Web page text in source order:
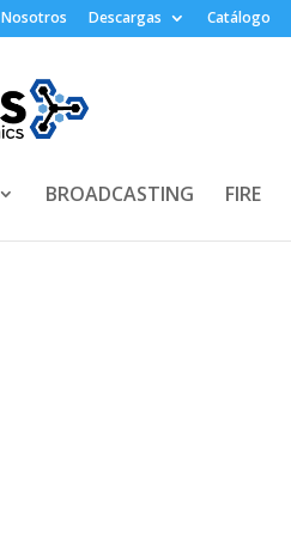
Nosotros Descargas Catálogo
BROADCASTING FIRE